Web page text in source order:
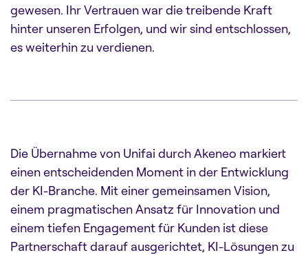
gewesen. Ihr Vertrauen war die treibende Kraft
hinter unseren Erfolgen, und wir sind entschlossen,
es weiterhin zu verdienen.
Die Übernahme von Unifai durch Akeneo markiert
einen entscheidenden Moment in der Entwicklung
der KI-Branche. Mit einer gemeinsamen Vision,
einem pragmatischen Ansatz für Innovation und
einem tiefen Engagement für Kunden ist diese
Partnerschaft darauf ausgerichtet, KI-Lösungen zu